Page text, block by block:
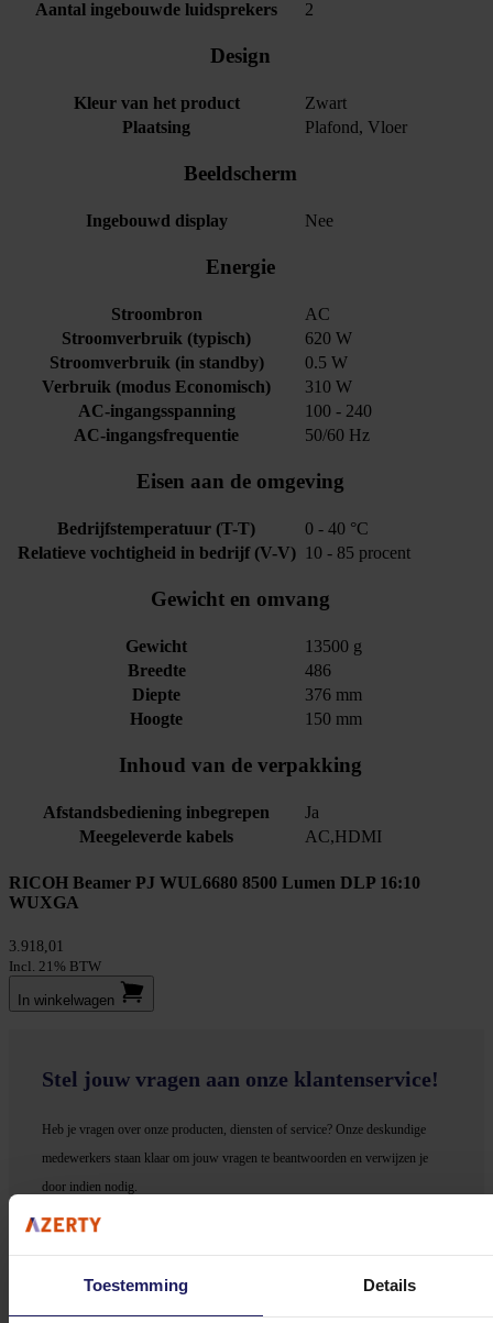
Toestemming Details
Aantal ingebouwde luidsprekers
2
Design
Kleur van het product
Zwart
Plaatsing
Plafond, Vloer
Beeldscherm
Ingebouwd display Nee
Energie
Stroombron
AC
Stroomverbruik (typisch)
620 W
Stroomverbruik (in standby)
0.5 W
Verbruik (modus Economisch)
310 W
AC-ingangsspanning
100 - 240
AC-ingangsfrequentie
50/60 Hz
Eisen aan de omgeving
Bedrijfstemperatuur (T-T)
0 - 40 °C
Relatieve vochtigheid in bedrijf (V-V)
10 - 85 procent
Gewicht en omvang
Gewicht
13500 g
Breedte
486
Diepte
376 mm
Hoogte
150 mm
Inhoud van de verpakking
Afstandsbediening inbegrepen
Ja
Meegeleverde kabels
AC,HDMI
RICOH Beamer PJ WUL6680 8500 Lumen DLP 16:10
WUXGA
3.918,01
Incl. 21% BTW
In winkel­wagen
Stel jouw vragen aan onze klantenservice!
Heb je vragen over onze producten, diensten of service? Onze deskundige
medewerkers staan klaar om jouw vragen te beantwoorden en verwijzen je
door indien nodig.
Onze klantenservice is via mail bereikbaar van maandag t/m vrijdag van 09.00